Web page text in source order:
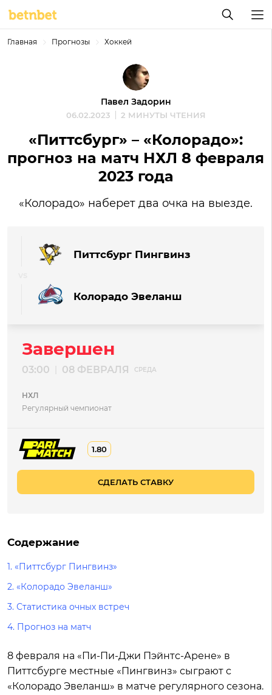
Главная Прогнозы Хоккей
Павел Задорин
06.02.2023 2 МИНУТЫ ЧТЕНИЯ
«Питтсбург» – «Колорадо»:
прогноз на матч НХЛ 8 февраля
2023 года
«Колорадо» наберет два очка на выезде.
Питтсбург Пингвинз
Колорадо Эвеланш
Завершен
03:00 08 ФЕВРАЛЯ СРЕДА
НХЛ
Регулярный чемпионат
1.80
СДЕЛАТЬ СТАВКУ
Содержание
1. «Питтсбург Пингвинз»
2. «Колорадо Эвеланш»
3. Статистика очных встреч
4. Прогноз на матч
8 февраля на «Пи-Пи-Джи Пэйнтс-Арене» в
Питтсбурге местные «Пингвинз» сыграют с
«Колорадо Эвеланш» в матче регулярного сезона.